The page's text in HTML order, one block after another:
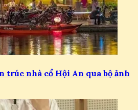
trúc nhà cổ Hội An qua bộ ảnh